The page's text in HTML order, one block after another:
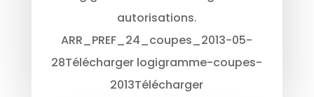
autorisations.
ARR_PREF_24_coupes_2013-05-
28Télécharger logigramme-coupes-
2013Télécharger